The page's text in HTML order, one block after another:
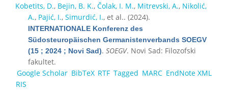
Kobetits, D., Bejin, B. K., Čolak, I. M., Mitrevski, A., Nikolić,
A., Pajić, I., Simurdić, I., et al.. (2024).
INTERNATIONALE Konferenz des
Südosteuropäischen Germanistenverbands SOEGV
(15 ; 2024 ; Novi Sad). SOEGV. Novi Sad: Filozofski
fakultet.
Google Scholar BibTeX RTF Tagged MARC EndNote XML
RIS